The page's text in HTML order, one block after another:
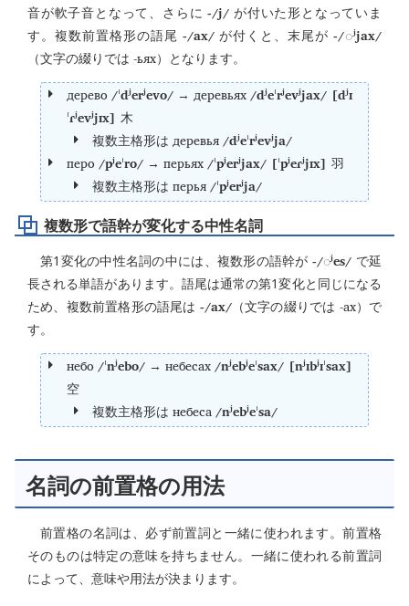
音が軟子音となって、さらに-/j/ が付いた形となっていま
す。複数前置格形の語尾 -/ax/ が付くと、末尾が -/◌ʲjax/
（文字の綴りでは -ьях）となります。
дерево /ˈdʲerʲevo/→ деревьях /dʲeˈrʲevʲjax/ [dʲɪ
ˈɾʲevʲjɪx] 木
複数主格形は деревья /dʲeˈrʲevʲja/
перо /pʲeˈro/→ перьях /ˈpʲerʲjax/ [ˈpʲeɾʲjɪx] 羽
複数主格形は перья /ˈpʲerʲja/
複数形で語幹が変化する中性名詞
第1変化の中性名詞の中には、複数形の語幹が -/◌ʲes/ で延
長される単語があります。語尾は通常の第1変化と同じになる
ため、複数前置格形の語尾は -/ax/（文字の綴りでは -ах）で
す。
небо /ˈnʲebo/→ небесах/nʲebʲeˈsax/ [nʲɪbʲɪˈsax]
空
複数主格形は небеса/nʲebʲeˈsa/
名詞の前置格の用法
前置格の名詞は、必ず前置詞と一緒に使われます。前置格
そのものは特定の意味を持ちません。一緒に使われる前置詞
によって、意味や用法が決まります。